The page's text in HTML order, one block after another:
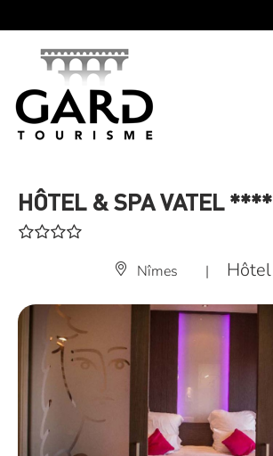
HÔTEL & SPA VATEL ****
Nîmes | Hôtel